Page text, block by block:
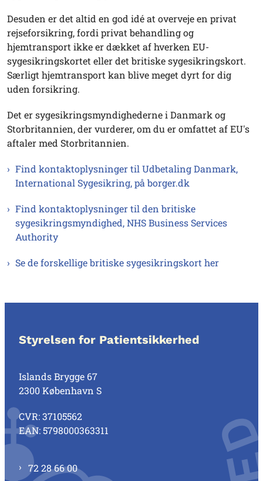
Desuden er det altid en god idé at overveje en privat
rejseforsikring, fordi privat behandling og
hjemtransport ikke er dækket af hverken EU-
sygesikringskortet eller det britiske sygesikringskort.
Særligt hjemtransport kan blive meget dyrt for dig
uden forsikring.
Det er sygesikringsmyndighederne i Danmark og
Storbritannien, der vurderer, om du er omfattet af EU's
aftaler med Storbritannien.
Find kontaktoplysninger til Udbetaling Danmark,
International Sygesikring, på borger.dk
Find kontaktoplysninger til den britiske
sygesikringsmyndighed, NHS Business Services
Authority
Se de forskellige britiske sygesikringskort her
Styrelsen for Patientsikkerhed
Islands Brygge 67
2300 København S
CVR: 37105562
EAN: 5798000363311
72 28 66 00